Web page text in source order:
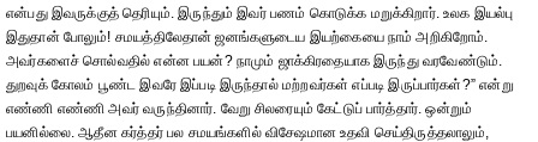
என்பது இவருக்குத் தெரியும். இருந்தும் இவர் பணம் கொடுக்க மறுக்கிறார். உலக இயல்பு
இதுதான் போலும்! சமயத்திலேதான் ஜனங்களுடைய இயற்கையை நாம் அறிகிறோம்.
அவர்களைச் சொல்வதில் என்ன பயன்? நாமும் ஜாக்கிரதையாக இருந்து வரவேண்டும்.
துறவுக் கோலம் பூண்ட இவரே இப்படி இருந்தால் மற்றவர்கள் எப்படி இருப்பார்கள்?” என்று
எண்ணி எண்ணி அவர் வருந்தினார். வேறு சிலரையும் கேட்டுப் பார்த்தார். ஒன்றும்
பயனில்லை. ஆதீன கர்த்தர் பல சமயங்களில் விசேஷமான உதவி செய்திருத்தலாலும்,